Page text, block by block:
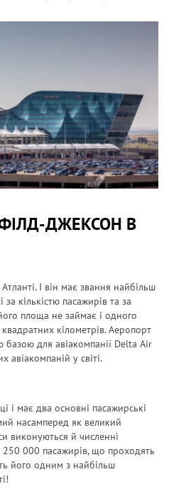
ДЖЕКСОН В
І він має звання найбільш
кількістю пасажирів та за
площа не займає і одного
кілометрів. Аеропорт
для авіакомпанії Delta Air
авіакомпаній у світі.
і має два основні пасажирські
насамперед як великий
виконуються й численні
250 000 пасажирів, що проходять
його одним з найбільш